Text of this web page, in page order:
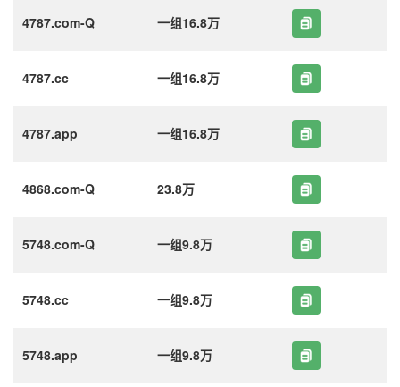
4787.com-Q 一组16.8万
4787.cc 一组16.8万
4787.app 一组16.8万
4868.com-Q 23.8万
5748.com-Q 一组9.8万
5748.cc 一组9.8万
5748.app 一组9.8万